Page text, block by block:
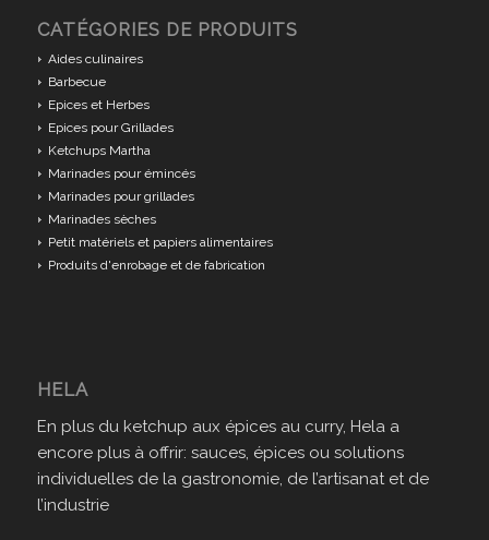
CATÉGORIES DE PRODUITS
Aides culinaires
Barbecue
Epices et Herbes
Epices pour Grillades
Ketchups Martha
Marinades pour émincés
Marinades pour grillades
Marinades sèches
Petit matériels et papiers alimentaires
Produits d'enrobage et de fabrication
HELA
En plus du ketchup aux épices au curry, Hela a
encore plus à offrir: sauces, épices ou solutions
individuelles de la gastronomie, de l’artisanat et de
l’industrie